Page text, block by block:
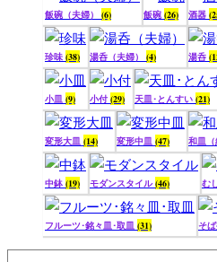
飯碗（夫婦） (6) 飯碗 (26) 酒器
珍味 (38) 湯呑（夫婦） (4) 湯呑
小皿 (9) 小付 (29) 天皿･とんすい (21)
変形大皿 (14) 変形中皿 (47) 和皿（
中鉢 (19) モダンスタイル(46) む
フルーツ･銘々皿･取皿 (31) そ